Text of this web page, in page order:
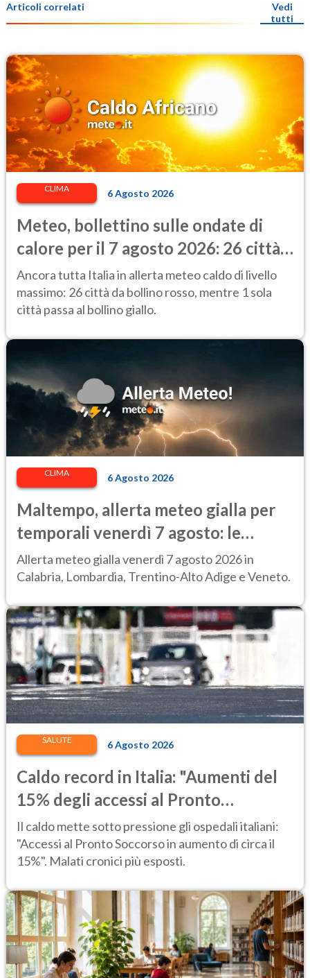
Articoli correlati
Vedi
tutti
CLIMA 6 Agosto 2026
Meteo, bollettino sulle ondate di
calore per il 7 agosto 2026: 26 città
da bollino rosso in Italia
Ancora tutta Italia in allerta meteo caldo di livello
massimo: 26 città da bollino rosso, mentre 1 sola
città passa al bollino giallo.
CLIMA 6 Agosto 2026
Maltempo, allerta meteo gialla per
temporali venerdì 7 agosto: le
regioni colpite
Allerta meteo gialla venerdì 7 agosto 2026 in
Calabria, Lombardia, Trentino-Alto Adige e Veneto.
SALUTE 6 Agosto 2026
Caldo record in Italia: "Aumenti del
15% degli accessi al Pronto
Soccorso"
Il caldo mette sotto pressione gli ospedali italiani:
"Accessi al Pronto Soccorso in aumento di circa il
15%". Malati cronici più esposti.